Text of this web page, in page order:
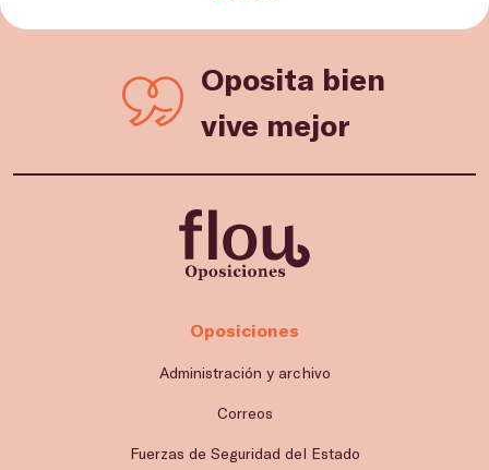
Oposita bien
vive mejor
Oposiciones
Administración y archivo
Correos
Fuerzas de Seguridad del Estado